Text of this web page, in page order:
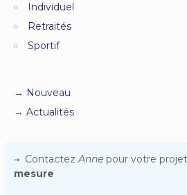
Individuel
Retraités
Sportif
Nouveau
Actualités
ContactezAnne pour votre
mesure